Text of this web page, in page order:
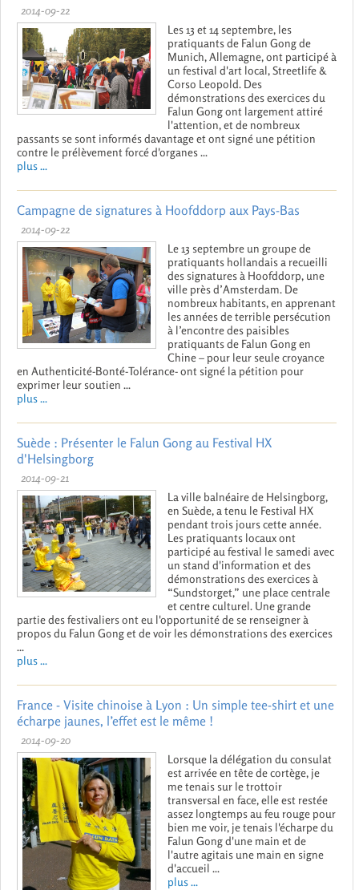
2014-09-22
Les 13 et 14 septembre, les
pratiquants de Falun Gong de
Munich, Allemagne, ont participé à
un festival d'art local, Streetlife &
Corso Leopold. Des
démonstrations des exercices du
Falun Gong ont largement attiré
l'attention, et de nombreux
passants se sont informés davantage et ont signé une pétition
contre le prélèvement forcé d'organes ...
plus ...
Campagne de signatures à Hoofddorp aux Pays-Bas
2014-09-22
Le 13 septembre un groupe de
pratiquants hollandais a recueilli
des signatures à Hoofddorp, une
ville près d’Amsterdam. De
nombreux habitants, en apprenant
les années de terrible persécution
à l’encontre des paisibles
pratiquants de Falun Gong en
Chine – pour leur seule croyance
en Authenticité-Bonté-Tolérance- ont signé la pétition pour
exprimer leur soutien ...
plus ...
Suède : Présenter le Falun Gong au Festival HX
d'Helsingborg
2014-09-21
La ville balnéaire de Helsingborg,
en Suède, a tenu le Festival HX
pendant trois jours cette année.
Les pratiquants locaux ont
participé au festival le samedi avec
un stand d'information et des
démonstrations des exercices à
“Sundstorget,” une place centrale
et centre culturel. Une grande
partie des festivaliers ont eu l'opportunité de se renseigner à
propos du Falun Gong et de voir les démonstrations des exercices
...
plus ...
France - Visite chinoise à Lyon : Un simple tee-shirt et une
écharpe jaunes, l’effet est le même !
2014-09-20
Lorsque la délégation du consulat
est arrivée en tête de cortège, je
me tenais sur le trottoir
transversal en face, elle est restée
assez longtemps au feu rouge pour
bien me voir, je tenais l'écharpe du
Falun Gong d'une main et de
l'autre agitais une main en signe
d'accueil ...
plus ...